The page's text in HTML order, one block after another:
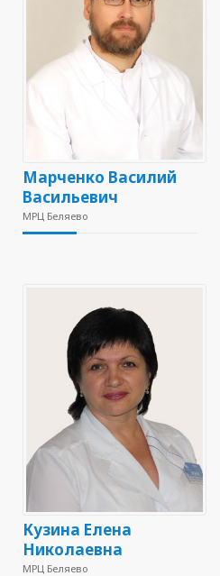
Марченко Василий
Васильевич
МРЦ Беляево
Кузина Елена
Николаевна
МРЦ Беляево